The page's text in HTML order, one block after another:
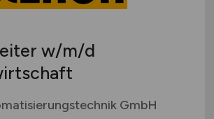
w/m/d
GmbH